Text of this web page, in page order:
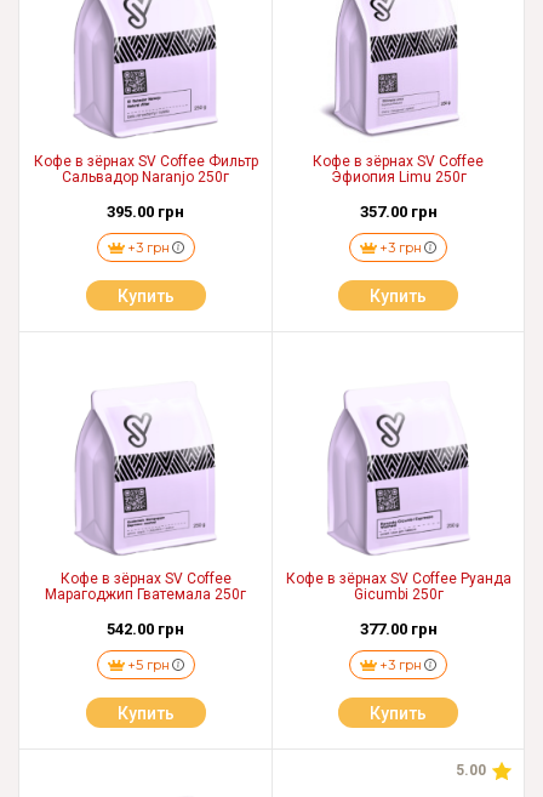
Кофе в зёрнах SV Coffee Фильтр
Сальвадор Naranjo 250г
395.00 грн
+3 грн
Купить
Кофе в зёрнах SV Coffee
Эфиопия Limu 250г
357.00 грн
+3 грн
Купить
Кофе в зёрнах SV Coffee
Марагоджип Гватемала 250г
542.00 грн
+5 грн
Купить
Кофе в зёрнах SV Coffee Руанда
Gicumbi 250г
377.00 грн
+3 грн
Купить
5.00